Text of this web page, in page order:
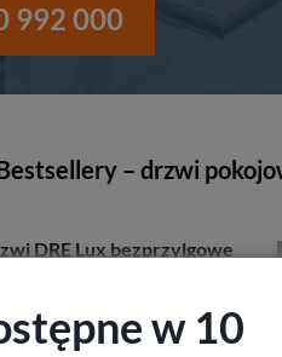
992 000
– drzwi
Drzwi Porta Villadora
2 197,00 zł z VAT
w 10